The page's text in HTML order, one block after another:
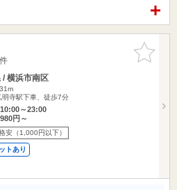
お気に入
りに追加
/ 横浜市南区
明寺駅下車、徒歩7分
～23:00
円～
安（1,000円以下）
トあり